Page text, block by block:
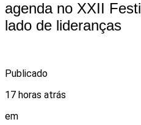
agenda no XXII
lado de lideranças
Publicado
17 horas atrás
em